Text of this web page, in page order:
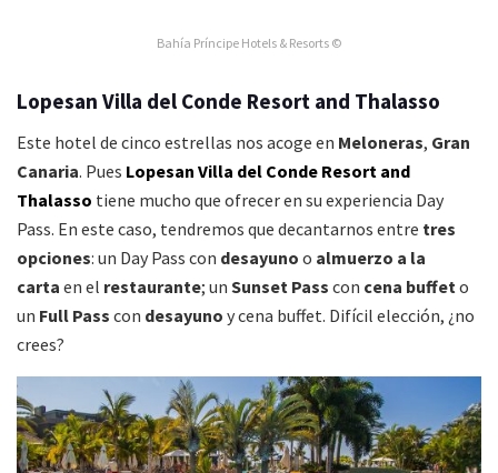
Bahía Príncipe Hotels & Resorts ©
Lopesan Villa del Conde Resort and Thalasso
Este hotel de cinco estrellas nos acoge en Meloneras, Gran
Canaria. Pues Lopesan Villa del Conde Resort and
Thalasso tiene mucho que ofrecer en su experiencia Day
Pass. En este caso, tendremos que decantarnos entre tres
opciones: un Day Pass con desayuno o almuerzo a la
carta en el restaurante; un Sunset Pass con cena buffet o
un Full Pass con desayuno y cena buffet. Difícil elección, ¿no
crees?